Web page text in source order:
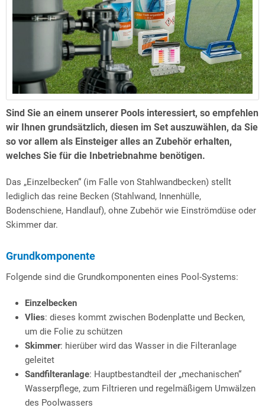
Sind Sie an einem unserer Pools interessiert, so empfehlen
wir Ihnen grundsätzlich, diesen im Set auszuwählen, da Sie
so vor allem als Einsteiger alles an Zubehör erhalten,
welches Sie für die Inbetriebnahme benötigen.
Das „Einzelbecken“ (im Falle von Stahlwandbecken) stellt
lediglich das reine Becken (Stahlwand, Innenhülle,
Bodenschiene, Handlauf), ohne Zubehör wie Einströmdüse oder
Skimmer dar.
Grundkomponente
Folgende sind die Grundkomponenten eines Pool-Systems:
Einzelbecken
Vlies: dieses kommt zwischen Bodenplatte und Becken,
um die Folie zu schützen
Skimmer: hierüber wird das Wasser in die Filteranlage
geleitet
Sandfilteranlage: Hauptbestandteil der „mechanischen“
Wasserpflege, zum Filtrieren und regelmäßigem Umwälzen
des Poolwassers